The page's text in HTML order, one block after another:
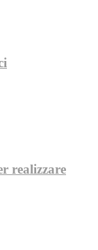
realizzare